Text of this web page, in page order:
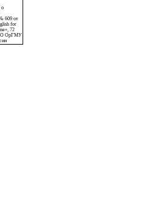
о
609 от
for
72
ОрГМУ